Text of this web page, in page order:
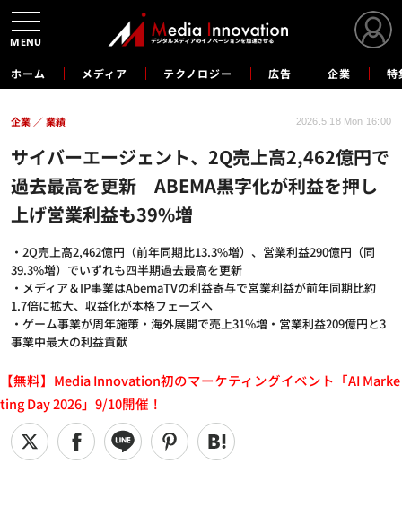
ホーム メディア テクノロジー 広告 企業 特
サイバーエージェント、2Q売上高2,462億円で
過去最高を更新 ABEMA黒字化が利益を押し
上げ営業利益も39%増
・2Q売上高2,462億円（前年同期比13.3%増）、営業利益290億円（同
39.3%増）でいずれも四半期過去最高を更新
・メディア＆IP事業はAbemaTVの利益寄与で営業利益が前年同期比約
1.7倍に拡大、収益化が本格フェーズへ
・ゲーム事業が周年施策・海外展開で売上31%増・営業利益209億円と3
事業中最大の利益貢献
企業 業績 2026.5.18 Mon 16:00
【無料】Media Innovation初のマーケティングイベント「AI Marke
ting Day 2026」9/10開催！
MENU